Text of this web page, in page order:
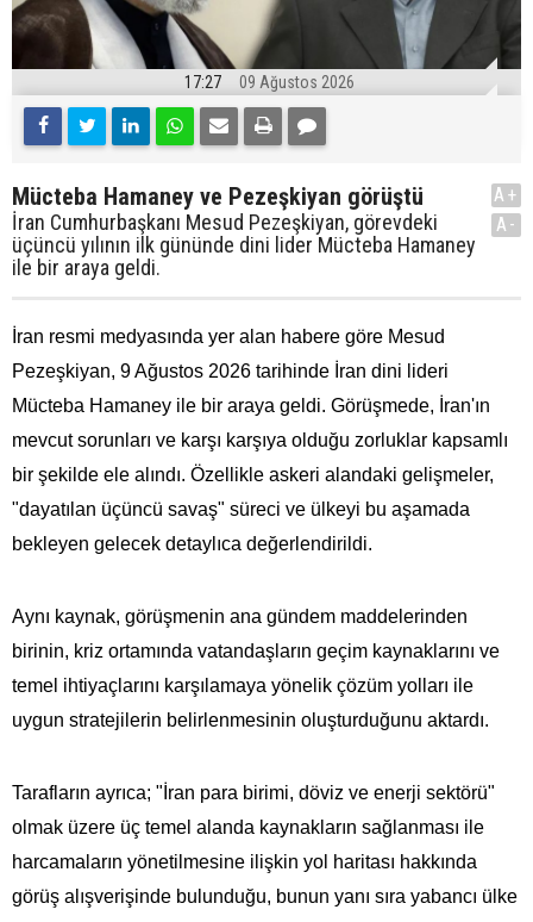
17:27 09 Ağustos 2026
Mücteba Hamaney ve Pezeşkiyan görüştü
İran Cumhurbaşkanı Mesud Pezeşkiyan, görevdeki
üçüncü yılının ilk gününde dini lider Mücteba Hamaney
ile bir araya geldi.
A+
A-
İran resmi medyasında yer alan habere göre Mesud
Pezeşkiyan, 9 Ağustos 2026 tarihinde İran dini lideri
Mücteba Hamaney ile bir araya geldi. Görüşmede, İran'ın
mevcut sorunları ve karşı karşıya olduğu zorluklar kapsamlı
bir şekilde ele alındı. Özellikle askeri alandaki gelişmeler,
"dayatılan üçüncü savaş" süreci ve ülkeyi bu aşamada
bekleyen gelecek detaylıca değerlendirildi.
Aynı kaynak, görüşmenin ana gündem maddelerinden
birinin, kriz ortamında vatandaşların geçim kaynaklarını ve
temel ihtiyaçlarını karşılamaya yönelik çözüm yolları ile
uygun stratejilerin belirlenmesinin oluşturduğunu aktardı.
Tarafların ayrıca; "İran para birimi, döviz ve enerji sektörü"
olmak üzere üç temel alanda kaynakların sağlanması ile
harcamaların yönetilmesine ilişkin yol haritası hakkında
görüş alışverişinde bulunduğu, bunun yanı sıra yabancı ülke